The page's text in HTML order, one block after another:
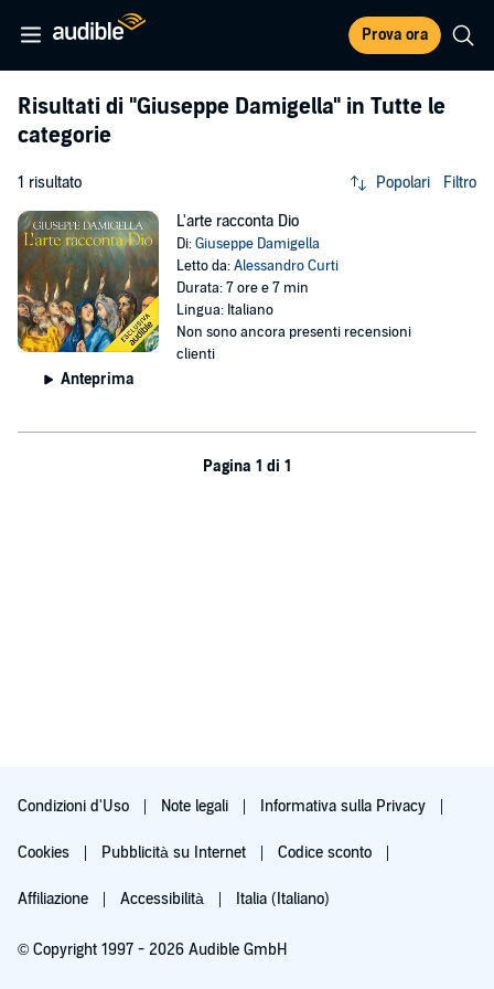
Prova ora
Risultati di "Giuseppe Damigella" in Tutte le
categorie
1 risultato Popolari Filtro
Anteprima
L'arte racconta Dio
Di:Giuseppe Damigella
Letto da:Alessandro Curti
Durata: 7 ore e 7 min
Lingua: Italiano
Non sono ancora presenti recensioni
clienti
Pagina 1 di 1
Condizioni d'Uso Note legali Informativa sulla Privacy
Cookies Pubblicità su Internet Codice sconto
Affiliazione Accessibilità Italia (Italiano)
© Copyright 1997 - 2026 Audible GmbH